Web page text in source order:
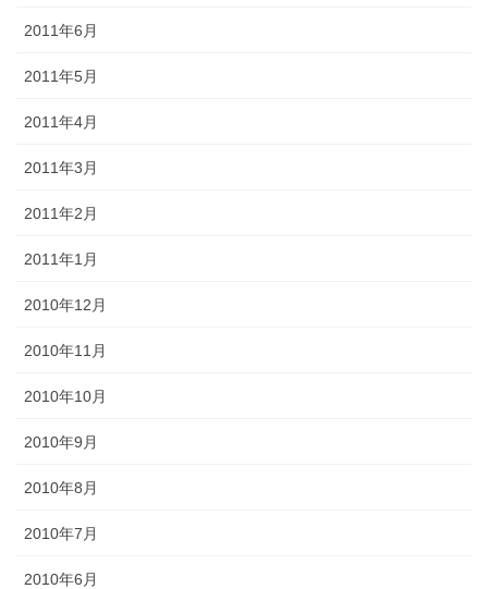
2011年6月
2011年5月
2011年4月
2011年3月
2011年2月
2011年1月
2010年12月
2010年11月
2010年10月
2010年9月
2010年8月
2010年7月
2010年6月